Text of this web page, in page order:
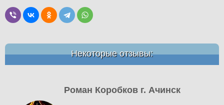
Некоторые отзывы:
Роман Коробков г. Ачинск